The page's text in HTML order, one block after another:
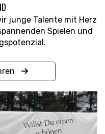
junge Talente mit Herz
Spielen und